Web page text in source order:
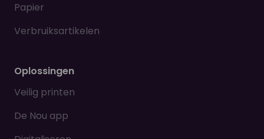
Papier
Verbruiksartikelen
Oplossingen
Veilig printen
De Nou app